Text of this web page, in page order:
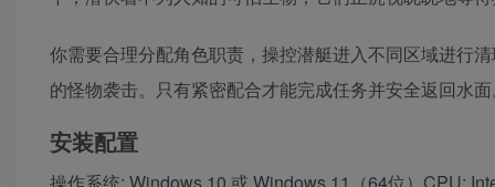
你需要合理分配角色职责，操控潜艇进入不同区域进行
的怪物袭击。只有紧密配合才能完成任务并安全返回水
安装配置
操作系统: Windows 10 或 Windows 11（64位）CPU: